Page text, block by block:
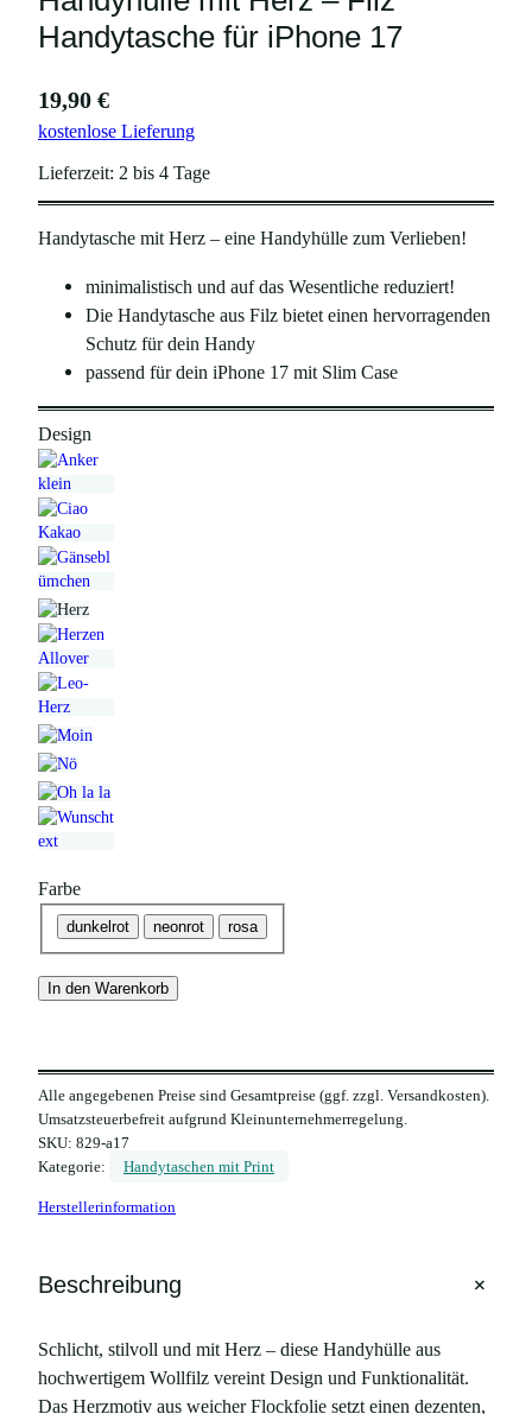
Handytasche für iPhone 17
19,90 €
kostenlose Lieferung
Lieferzeit: 2 bis 4 Tage
Handytasche mit Herz – eine Handyhülle zum Verlieben!
minimalistisch und auf das Wesentliche reduziert!
Die Handytasche aus Filz bietet einen hervorragenden
Schutz für dein Handy
passend für dein iPhone 17 mit Slim Case
Design
Farbe
dunkelrot neonrot rosa
In den Warenkorb
Alle angegebenen Preise sind Gesamtpreise (ggf. zzgl. Versandkosten).
Umsatzsteuerbefreit aufgrund Kleinunternehmerregelung.
SKU: 829-a17
Kategorie:
Handytaschen mit Print
Herstellerinformation
Beschreibung +
Schlicht, stilvoll und mit Herz – diese Handyhülle aus
hochwertigem Wollfilz vereint Design und Funktionalität.
Das Herzmotiv aus weicher Flockfolie setzt einen dezenten,